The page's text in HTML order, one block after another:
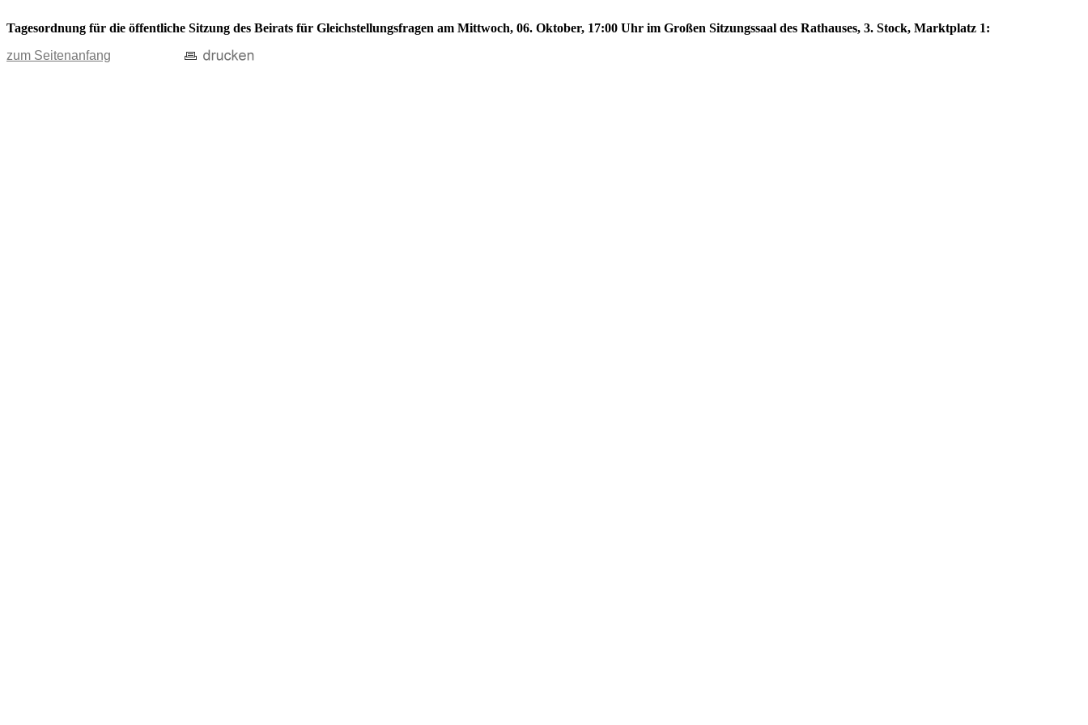
Tagesordnung für die öffentliche Sitzung des Beirats für Gleichstellungsfragen am Mittwoch, 06. Oktober, 17:00 Uhr im Großen Sitzungssaal des Rathauses, 3. Stock, Marktplatz 1:
zum Seitenanfang